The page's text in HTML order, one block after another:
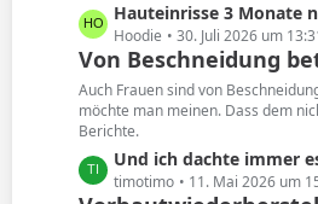
L
e
t
z
t
e
B
e
Hauteinrisse 3 Monate
Hoodie 30. Juli 2026 um
Von Beschneidung
Auch Frauen sind von
möchte man meinen. Dass dem
Berichte.
L
e
Und ich dachte immer
timotimo 11. Mai 2026 um